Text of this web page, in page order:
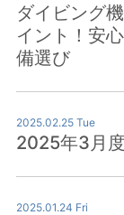
ダイビング
イント！安
備選び
2025.02.25 Tue
2025年3月
2025.01.24 Fri